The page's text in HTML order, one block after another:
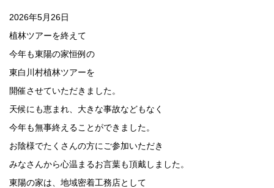
2026年5月26日
植林ツアーを終えて
今年も東陽の家恒例の
東白川村植林ツアーを
開催させていただきました。
天候にも恵まれ、大きな事故などもなく
今年も無事終えることができました。
お陰様でたくさんの方にご参加いただき
みなさんから心温まるお言葉も頂戴しました。
東陽の家は、地域密着工務店として